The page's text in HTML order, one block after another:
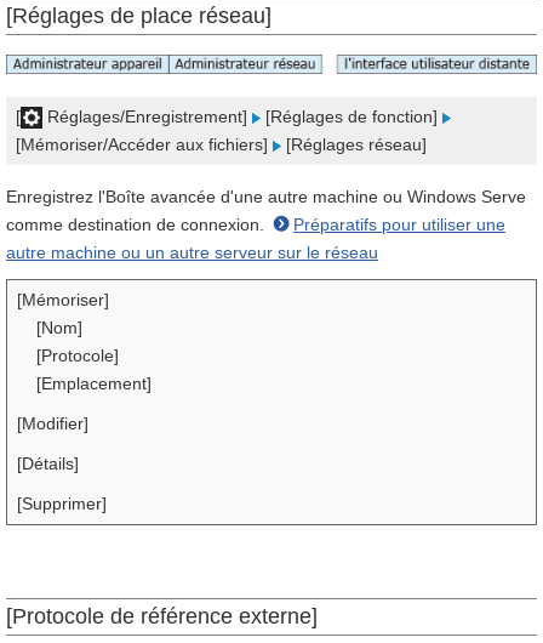
[Réglages de place réseau]
[ Réglages/Enregistrement]
[Réglages de fonction]
[Mémoriser/Accéder aux fichiers]
[Réglages réseau]
Enregistrez l'Boîte avancée d'une autre machine ou Windows Serve
comme destination de connexion.
Préparatifs pour utiliser une
autre machine ou un autre serveur sur le réseau
[Mémoriser]
[Nom]
[Protocole]
[Emplacement]
[Modifier]
[Détails]
[Supprimer]
[Protocole de référence externe]